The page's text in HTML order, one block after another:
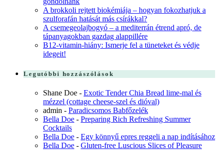
A brokkoli rejtett biokémiája – hogyan fokozhatjuk a
szulforafán hatását más csírákkal?
A csemegeolajbogyó – a mediterrán étrend apró, de
tápanyagokban gazdag alappillére
B12-vitamin-hiány: Ismerje fel a tüneteket és védje
idegeit!
Legutóbbi hozzászólások
Shane Doe - Exotic Tender Chia Bread lime-mal és
mézzel (cottage cheese-szel és dióval)
admin - Paradicsomos Babfőzelék
Bella Doe - Preparing Rich Refreshing Summer
Cocktails
Bella Doe - Egy könnyű epres reggeli a nap indításához
Bella Doe - Gluten-free Luscious Slices of Pleasure